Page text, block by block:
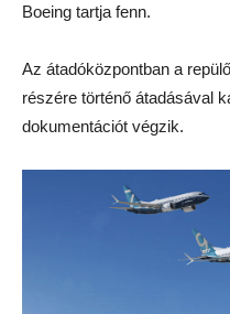
Boeing tartja fenn.
Az átadóközpontban a
részére történő átadásával
dokumentációt végzik.